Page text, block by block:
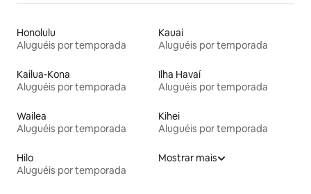
Honolulu
Aluguéis por temporada
Kauai
Aluguéis por temporada
Kailua-Kona
Aluguéis por temporada
Ilha Havaí
Aluguéis por temporada
Wailea
Aluguéis por temporada
Kihei
Aluguéis por temporada
Hilo
Aluguéis por temporada
Mostrar mais